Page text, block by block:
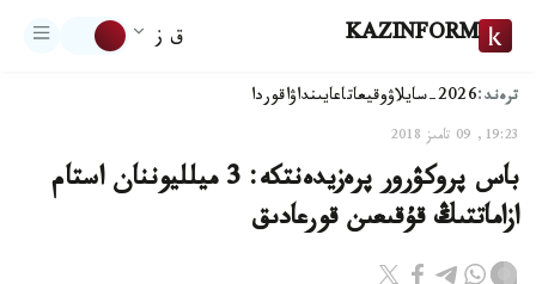
KAZINFORM ق ز
ترەند:2026-سايلاۋ وقيعاتاعايىنداۋاقوردا
19:23, 09 تامىز 2018
باس پروكۋرور پرەزيدەنتكە: 3 ميلليوننان استام
ازاماتتىڭ قۇقىعىن قورعادىق